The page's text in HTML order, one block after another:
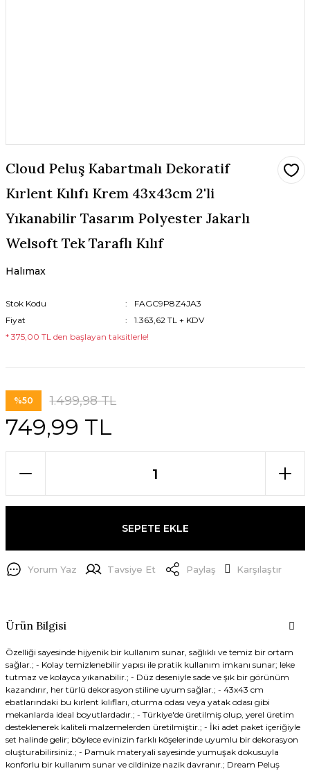
Cloud Peluş Kabartmalı Dekoratif
Kırlent Kılıfı Krem 43x43cm 2'li
Yıkanabilir Tasarım Polyester Jakarlı
Welsoft Tek Taraflı Kılıf
Halımax
Stok Kodu
FAGC9P8Z4JA3
Fiyat
1.363,62 TL + KDV
* 375,00 TL den başlayan taksitlerle!
%50 1.499,98 TL
749,99 TL
SEPETE EKLE
Yorum Yaz Tavsiye Et Paylaş Karşılaştır
Ürün Bilgisi
Özelliği sayesinde hijyenik bir kullanım sunar, sağlıklı ve temiz bir ortam
sağlar.; - Kolay temizlenebilir yapısı ile pratik kullanım imkanı sunar; leke
tutmaz ve kolayca yıkanabilir.; - Düz deseniyle sade ve şık bir görünüm
kazandırır, her türlü dekorasyon stiline uyum sağlar.; - 43x43 cm
ebatlarındaki bu kırlent kılıfları, oturma odası veya yatak odası gibi
mekanlarda ideal boyutlardadır.; - Türkiye'de üretilmiş olup, yerel üretim
desteklenerek kaliteli malzemelerden üretilmiştir.; - İki adet paket içeriğiyle
set halinde gelir; böylece evinizin farklı köşelerinde uyumlu bir dekorasyon
oluşturabilirsiniz.; - Pamuk materyali sayesinde yumuşak dokusuyla
konforlu bir kullanım sunar ve cildinize nazik davranır.; Dream Peluş